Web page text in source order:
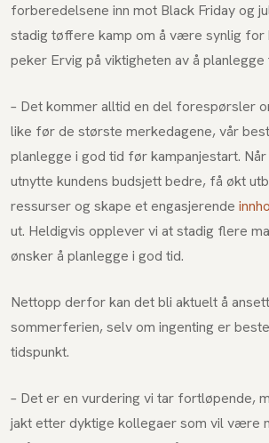
forberedelsene inn mot Black Friday og
stadig tøffere kamp om å være synlig for
peker Ervig på viktigheten av å planlegge
– Det kommer alltid en del forespørsler
like før de største merkedagene, vår
planlegge i god tid før kampanjestart.
utnytte kundens budsjett bedre, få økt
ressurser og skape et engasjerende
ut. Heldigvis opplever vi at stadig flere
ønsker å planlegge i god tid.
Nettopp derfor kan det bli aktuelt å
sommerferien, selv om ingenting er
tidspunkt.
– Det er en vurdering vi tar fortløpende,
jakt etter dyktige kollegaer som vil være